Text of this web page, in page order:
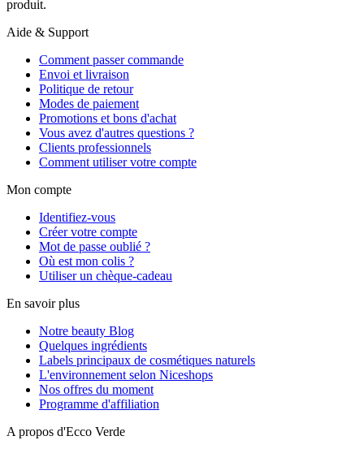
produit.
Aide & Support
Comment passer commande
Envoi et livraison
Politique de retour
Modes de paiement
Promotions et bons d'achat
Vous avez d'autres questions ?
Clients professionnels
Comment utiliser votre compte
Mon compte
Identifiez-vous
Créer votre compte
Mot de passe oublié ?
Où est mon colis ?
Utiliser un chèque-cadeau
En savoir plus
Notre beauty Blog
Quelques ingrédients
Labels principaux de cosmétiques naturels
L'environnement selon Niceshops
Nos offres du moment
Programme d'affiliation
A propos d'Ecco Verde